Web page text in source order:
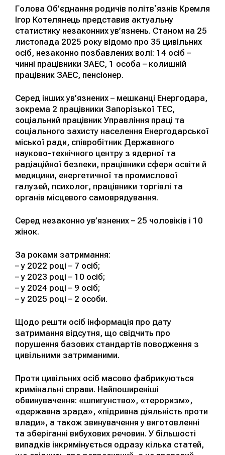
Голова Об’єднання родичів політвʼязнів Кремля
Ігор Котелянець представив актуальну
статистику незаконних ув’язнень. Станом на 25
листопада 2025 року відомо про 35 цивільних
осіб, незаконно позбавлених волі: 14 осіб –
чинні працівники ЗАЕС, 1 особа – колишній
працівник ЗАЕС, пенсіонер.
Серед інших ув’язнених – мешканці Енергодара,
зокрема 2 працівники Запорізької ТЕС,
соціальний працівник Управління праці та
соціального захисту населення Енергодарської
міської ради, співробітник Державного
науково-технічного центру з ядерної та
радіаційної безпеки, працівники сфери освіти й
медицини, енергетичної та промислової
галузей, психолог, працівники торгівлі та
органів місцевого самоврядування.
Серед незаконно ув’язнених – 25 чоловіків і 10
жінок.
За роками затримання:
– у 2022 році – 7 осіб;
– у 2023 році – 10 осіб;
– у 2024 році – 9 осіб;
– у 2025 році – 2 особи.
Щодо решти осіб інформація про дату
затримання відсутня, що свідчить про
порушення базових стандартів поводження з
цивільними затриманими.
Проти цивільних осіб масово фабрикуються
кримінальні справи. Найпоширеніші
обвинувачення: «шпигунство», «тероризм»,
«державна зрада», «підривна діяльність проти
влади», а також звинувачення у виготовленні
та зберіганні вибухових речовин. У більшості
випадків інкримінується одразу кілька статей,